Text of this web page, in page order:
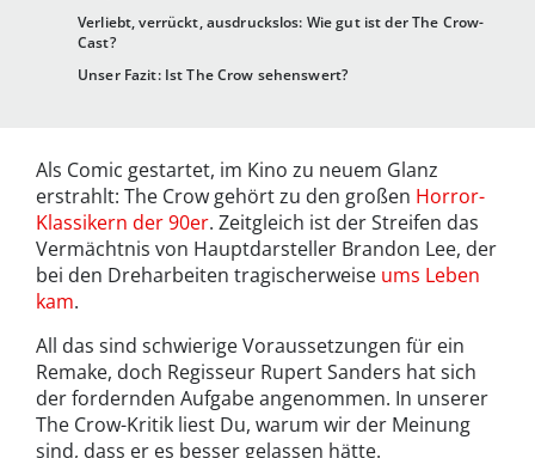
Verliebt, verrückt, ausdruckslos: Wie gut ist der The Crow-
Cast?
Unser Fazit: Ist The Crow sehenswert?
Als Comic gestartet, im Kino zu neuem Glanz
erstrahlt: The Crow gehört zu den großen Horror-
Klassikern der 90er. Zeitgleich ist der Streifen das
Vermächtnis von Hauptdarsteller Brandon Lee, der
bei den Dreharbeiten tragischerweise ums Leben
kam.
All das sind schwierige Voraussetzungen für ein
Remake, doch Regisseur Rupert Sanders hat sich
der fordernden Aufgabe angenommen. In unserer
The Crow-Kritik liest Du, warum wir der Meinung
sind, dass er es besser gelassen hätte.